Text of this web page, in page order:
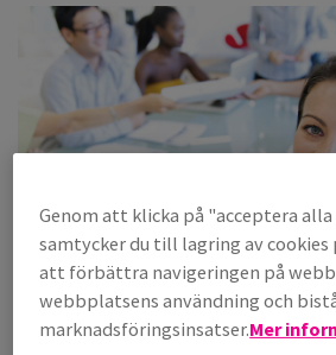
Genom att klicka på "acceptera alla
samtycker du till lagring av cookies
att förbättra navigeringen på
webbplatsens användning och
marknadsföringsinsatser.Mer